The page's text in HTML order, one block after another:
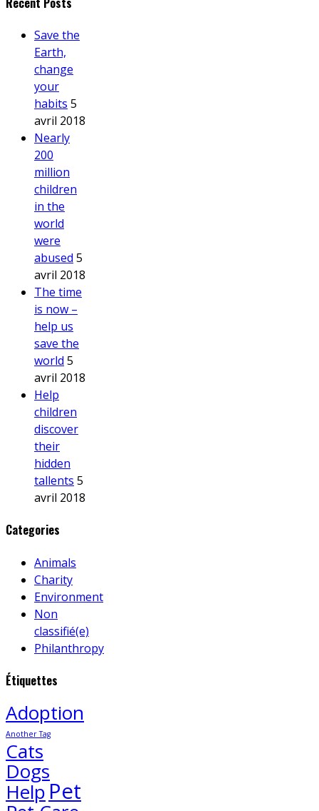
Save the
Earth,
change
your
habits 5
avril 2018
Nearly
200
million
children
in the
world
were
abused 5
avril 2018
The time
is now –
help us
save the
world 5
avril 2018
Help
children
discover
their
hidden
tallents 5
avril 2018
Categories
Animals
Charity
Environment
Non
classifié(e)
Philanthropy
Étiquettes
Adoption
Another Tag
Cats
Dogs
Help Pet